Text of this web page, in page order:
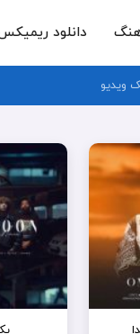
دانلود
ویدیو